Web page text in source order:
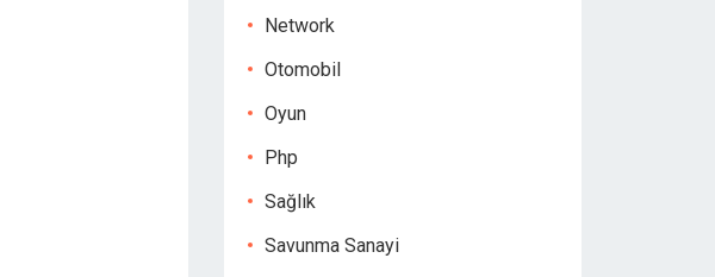
Network
Otomobil
Oyun
Php
Sağlık
Savunma Sanayi